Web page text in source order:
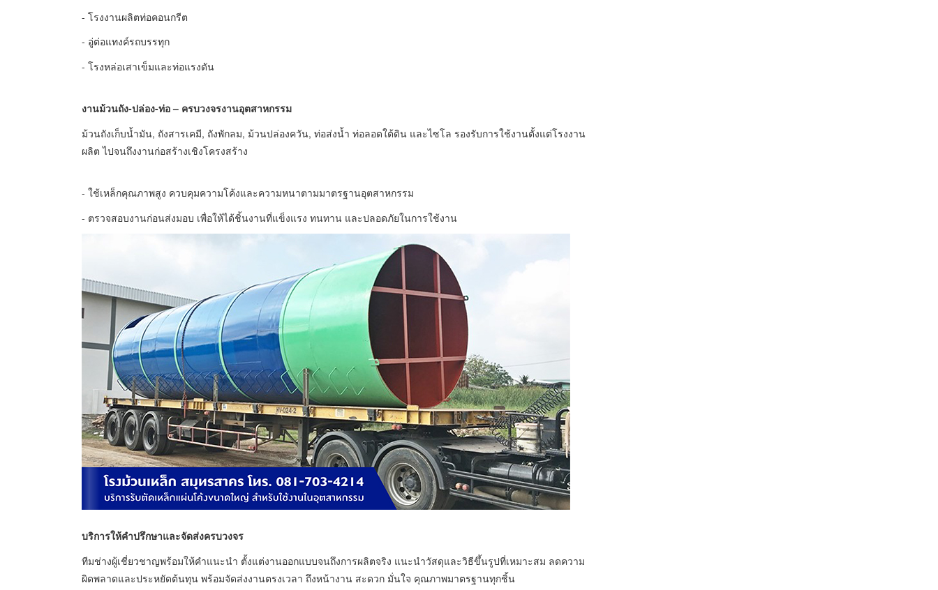
- โรงงานผลิตท่อคอนกรีต
- อู่ต่อแทงค์รถบรรทุก
- โรงหล่อเสาเข็มและท่อแรงดัน
งานม้วนถัง-ปล่อง-ท่อ – ครบวงจรงานอุตสาหกรรม
ม้วนถังเก็บน้ำมัน, ถังสารเคมี, ถังพักลม, ม้วนปล่องควัน, ท่อส่งน้ำ ท่อลอดใต้ดิน และไซโล รองรับการใช้งานตั้งแต่โรงงาน
ผลิต ไปจนถึงงานก่อสร้างเชิงโครงสร้าง
- ใช้เหล็กคุณภาพสูง ควบคุมความโค้งและความหนาตามมาตรฐานอุตสาหกรรม
- ตรวจสอบงานก่อนส่งมอบ เพื่อให้ได้ชิ้นงานที่แข็งแรง ทนทาน และปลอดภัยในการใช้งาน
บริการให้คำปรึกษาและจัดส่งครบวงจร
ทีมช่างผู้เชี่ยวชาญพร้อมให้คำแนะนำ ตั้งแต่งานออกแบบจนถึงการผลิตจริง แนะนำวัสดุและวิธีขึ้นรูปที่เหมาะสม ลดความ
ผิดพลาดและประหยัดต้นทุน พร้อมจัดส่งงานตรงเวลา ถึงหน้างาน สะดวก มั่นใจ คุณภาพมาตรฐานทุกชิ้น